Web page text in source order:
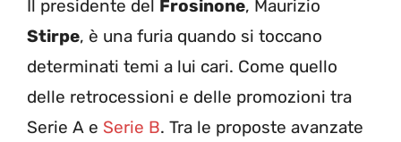
Il presidente del Frosinone, Maurizio
Stirpe, è una furia quando si toccano
determinati temi a lui cari. Come quello
delle retrocessioni e delle promozioni tra
Serie A e Serie B. Tra le proposte avanzate